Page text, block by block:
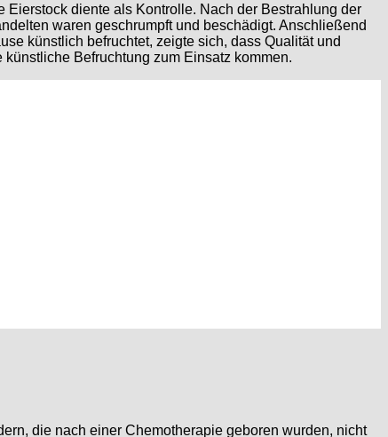
diente als Kontrolle. Nach der Bestrahlung der
waren geschrumpft und beschädigt. Anschließend
künstlich befruchtet, zeigte sich, dass Qualität und
Befruchtung zum Einsatz kommen.
die nach einer Chemotherapie geboren wurden, nicht